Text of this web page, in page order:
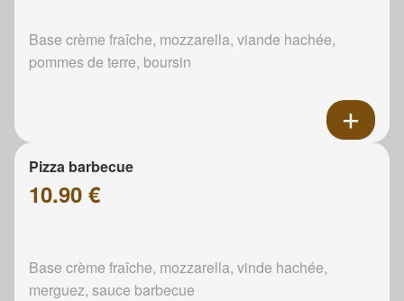
Base crème fraîche, mozzarella, viande hachée,
pommes de terre, boursin
Pizza barbecue
10.90 €
Base crème fraîche, mozzarella, vinde hachée,
merguez, sauce barbecue